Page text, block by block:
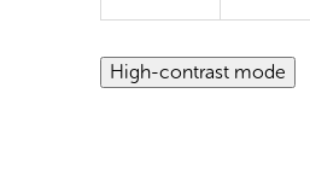
High-contrast mode